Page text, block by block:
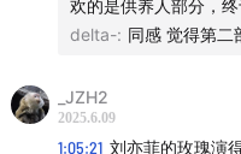
最佳女主角part
72:15 最佳男配角part
最佳女配角part
欢的是供养人部分，
delta-: 同感 觉得第二
_JZH2
2025.6.09
1:05:21 刘亦菲的玫瑰演